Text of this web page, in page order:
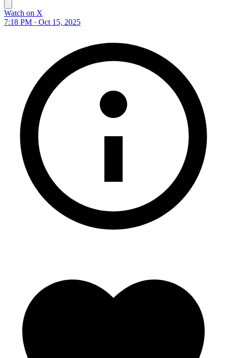
Watch on X
7:18 PM · Oct 15, 2025